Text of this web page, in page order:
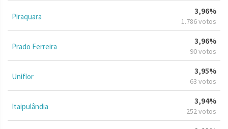
Piraquara
3,96%
1.786 votos
Prado Ferreira
3,96%
90 votos
Uniflor
3,95%
63 votos
Itaipulândia
3,94%
252 votos